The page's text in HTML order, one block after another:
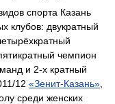
спорта Казань
клубов: двукратный
пятикратный чемпион
и 2-х кратный
12 «Зенит-Казань»
среди женских